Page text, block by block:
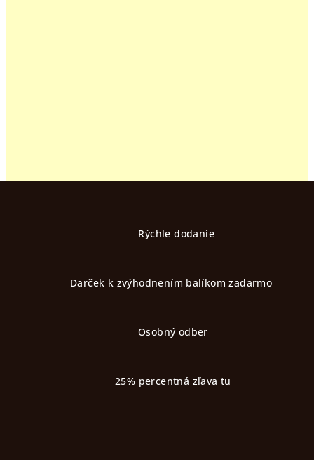
Rýchle dodanie
Darček k zvýhodnením balíkom zadarmo
Osobný odber
25% percentná zľava tu